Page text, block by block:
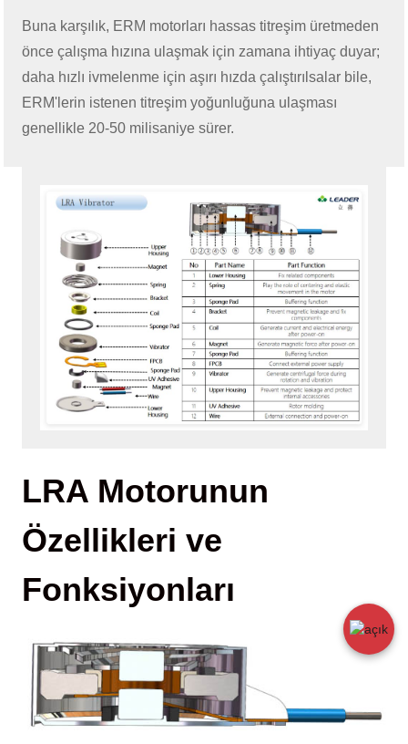
Buna karşılık, ERM motorları hassas titreşim üretmeden
önce çalışma hızına ulaşmak için zamana ihtiyaç duyar;
daha hızlı ivmelenme için aşırı hızda çalıştırılsalar bile,
ERM'lerin istenen titreşim yoğunluğuna ulaşması
genellikle 20-50 milisaniye sürer.
LRA Motorunun
Özellikleri ve
Fonksiyonları